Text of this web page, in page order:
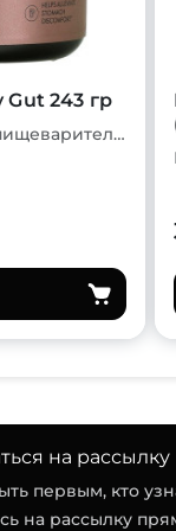
243 гр
Прочие добавки для пищеварительной системы
на рассылку
первым, кто
на рассылку